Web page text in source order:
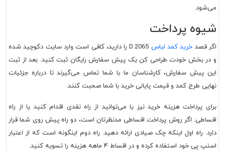
می‌شود.
شیوه پرداخت
اگر قصد خرید کمد لباس
D.2065 را دارید، کافی است وارد سایت دکوچید شده
و در بخش خودت طراحی کن یک پیش سفارش رایگان ثبت کنید. بعد از ثبت
این پیش سفارش، کارشناسان ما با شما تماس می‌گیرند تا درباره جزئیات
نهایی طرح کمد و قیمت پایانی خرید با شما صحبت کنند.
برای پرداخت هزینه خرید نیز یا می‌توانید از راه نقدی اقدام کنید یا از راه
اقساطی. اگر روش پرداخت اقساطی مدنظرتان است، دو راه پیش روی شما قرار
دارد. راه اول اینکه چک صیادی ارائه دهید. راه دوم اینگونه است که از اعتبار
اسنپ پی خود استفاده کرده و در اقساط ۴ ماهه هزینه را تسویه کنید.